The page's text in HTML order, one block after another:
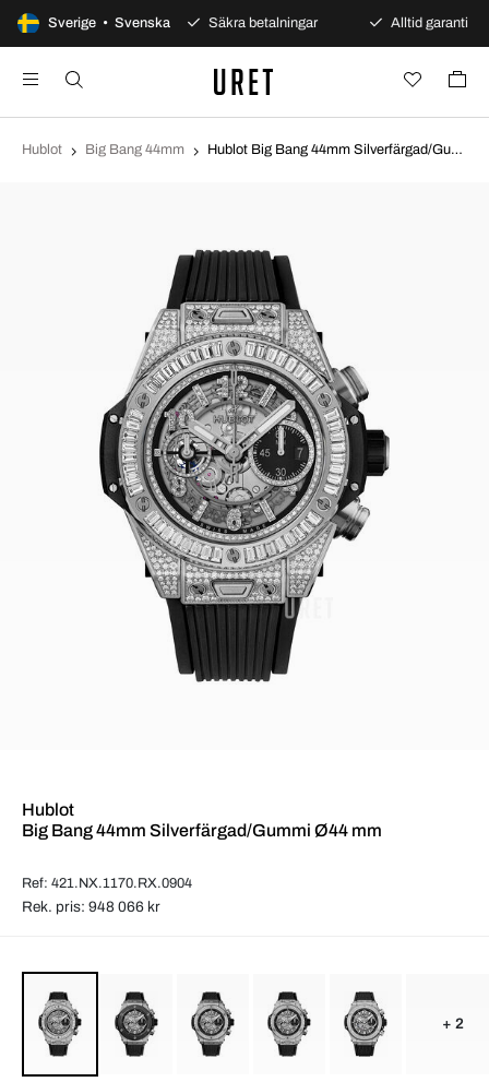
Sverige • Svenska
dagars öppet köp Säkra betalningar Alltid garanti
Hublot Big Bang 44mm Hublot Big Bang 44mm Silverfärgad/Gummi Ø44 mm 421.NX.1170.RX.0904
Hublot
Big Bang 44mm Silverfärgad/Gummi Ø44 mm
Ref: 421.NX.1170.RX.0904
Rek. pris: 948 066 kr
+ 2